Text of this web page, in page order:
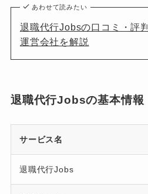
あわせて読みたい
退職代行Jobsの口コミ・評
運営会社を解説
退職代行Jobsの基本情報
サービス名
退職代行Jobs